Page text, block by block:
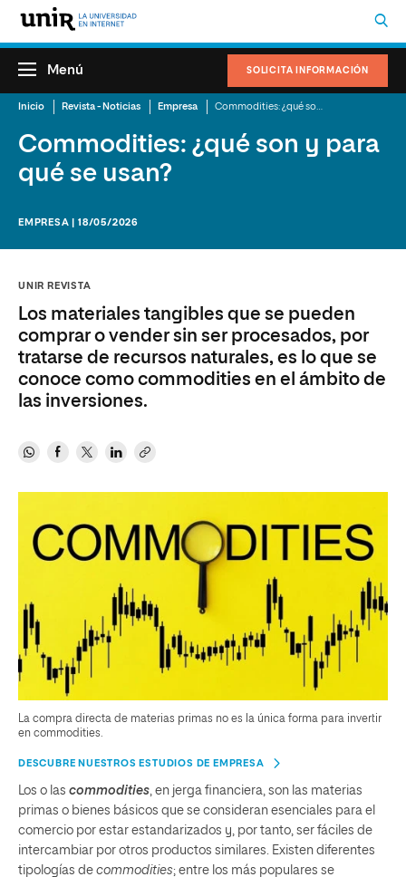
SOLICITA INFORMACIÓN
Menú
Inicio Revista - Noticias Empresa
Commodities: ¿qué son y para
qué se usan?
EMPRESA | 18/05/2026
UNIR REVISTA
Los materiales tangibles que se pueden
comprar o vender sin ser procesados, por
tratarse de recursos naturales, es lo que se
conoce como commodities en el ámbito de
las inversiones.
La compra directa de materias primas no es la única forma para invertir
en commodities.
DESCUBRE NUESTROS ESTUDIOS DE EMPRESA
Los o las commodities , en jerga financiera, son las materias
primas o bienes básicos que se consideran esenciales para el
comercio por estar estandarizados y, por tanto, ser fáciles de
intercambiar por otros productos similares. Existen diferentes
tipologías de commodities; entre los más populares se